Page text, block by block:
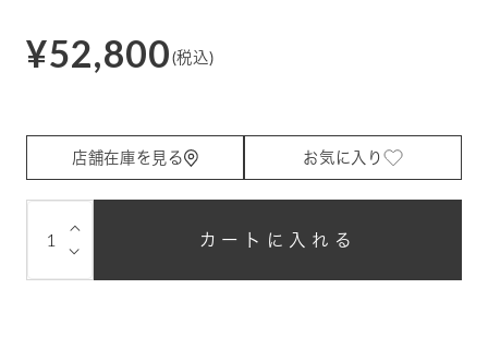
¥52,800 (税込)
店舗在庫を見る お気に入り
⌵
⌵ カートに入れる